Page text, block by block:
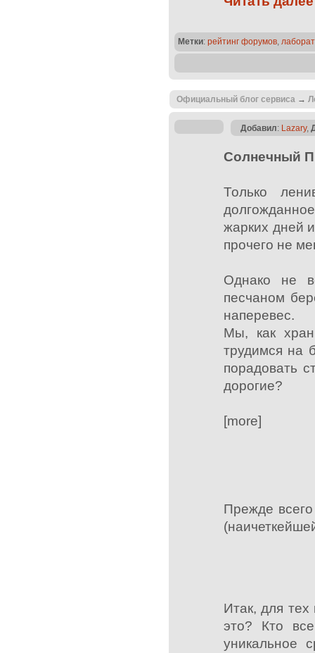
Метки: рейтинг форумов,
Официальный блог сервиса →
Добавил: Lazary,
Солнечный
Только
жарких дней
прочего не
Однако не
песчаном
наперевес.
Мы, как
трудимся на
порадовать
дорогие?
[more]
Прежде
Итак, для тех
это? Кто
уникальное